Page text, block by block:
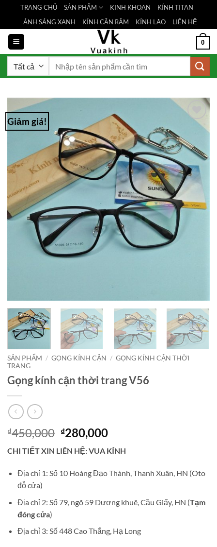
nội
dung
TRANG CHỦ SẢN PHẨM KINH KHOAN
KÍNH TITAN
ÁNH SÁNG XANH
KÍNH CẬN RÂM KÍNH LÃO LIÊN HỆ
0
Giảm giá!
Add to
Wishlist
SẢN PHẨM / GỌNG KÍNH CẬN / GỌNG KÍNH CẬN THỜI
TRANG
Gọng kính cận thời trang V56
₫450,000 Giá
gốc
là:
₫450,000.
₫280,000Giá
hiện
tại
là:
₫280,000.
CHI TIẾT XIN LIÊN HỆ: VUA KÍNH
Địa chỉ 1: Số 10 Hoàng Đạo Thành, Thanh Xuân, HN (Oto
đỗ cửa)
Địa chỉ 2: Số 79, ngõ 59 Dương khuê, Cầu Giấy, HN (Tạm
đóng cửa)
Địa chỉ 3: Số 448 Cao Thắng, Hạ Long